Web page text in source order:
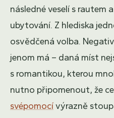
následné veselí s rautem
ubytování. Z hlediska
osvědčená volba.
jenom má – daná míst
s romantikou, kterou
nutno připomenout, že
svépomocívýrazně